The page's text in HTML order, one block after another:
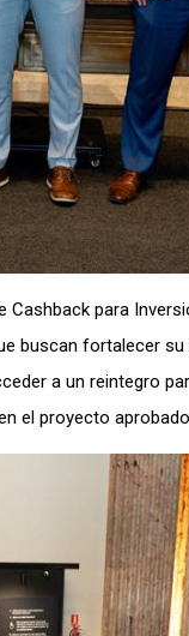
Cashback para
buscan fortalecer
a un reintegro
el proyecto